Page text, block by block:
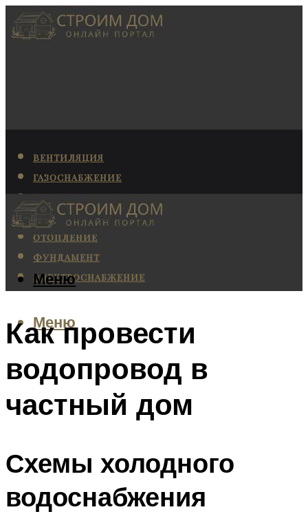
ВЕНТИЛЯЦИЯ
ГАЗОСНАБЖЕНИЕ
КАНАЛИЗАЦИЯ
КОНДИЦИОНИРОВАНИЕ
ОТОПЛЕНИЕ
ФУНДАМЕНТ
ЭЛЕКТРОСНАБЖЕНИЕ
Меню
Меню
Как провести
водопровод в
частный дом
Схемы холодного
водоснабжения